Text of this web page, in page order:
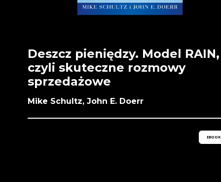
Deszcz pieniędzy. Model RAIN,
czyli skuteczne rozmowy
sprzedażowe
Mike Schultz, John E. Doerr
EBOOK